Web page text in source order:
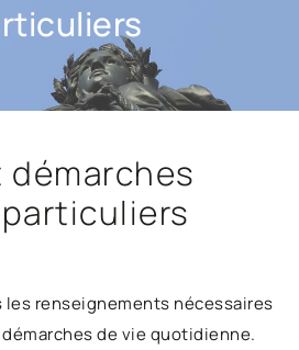
renseignements nécessaires
de vie quotidienne.